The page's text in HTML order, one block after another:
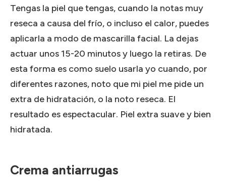
Tengas la piel que tengas, cuando la notas muy
reseca a causa del frío, o incluso el calor, puedes
aplicarla a modo de mascarilla facial. La dejas
actuar unos 15-20 minutos y luego la retiras. De
esta forma es como suelo usarla yo cuando, por
diferentes razones, noto que mi piel me pide un
extra de hidratación, o la noto reseca. El
resultado es espectacular. Piel extra suave y bien
hidratada.
Crema antiarrugas